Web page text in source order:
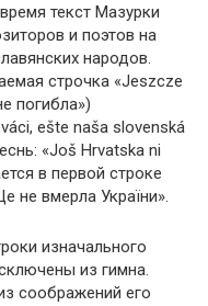
текст Мазурки
и поэтов на
народов.
строчка «Jeszcze
погибла»)
ešte naša slovenská
«Još Hrvatska ni
в первой строке
не вмерла України».
изначального
из гимна.
соображений его